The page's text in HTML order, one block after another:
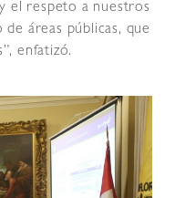
el respeto a nuestros
áreas públicas, que
enfatizó.